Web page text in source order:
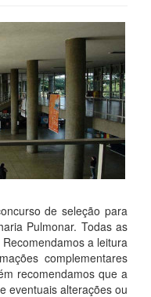
de seleção para
Pulmonar. Todas as
Recomendamos a leitura
complementares
recomendamos que a
eventuais alterações ou